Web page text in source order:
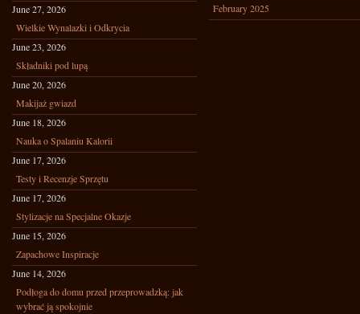
June 27, 2026
Wielkie Wynalazki i Odkrycia
June 23, 2026
Składniki pod lupą
June 20, 2026
Makijaż gwiazd
June 18, 2026
Nauka o Spalaniu Kalorii
June 17, 2026
Testy i Recenzje Sprzętu
June 17, 2026
Stylizacje na Specjalne Okazje
June 15, 2026
Zapachowe Inspiracje
June 14, 2026
Podłoga do domu przed przeprowadzką: jak
wybrać ją spokojnie
February 2025